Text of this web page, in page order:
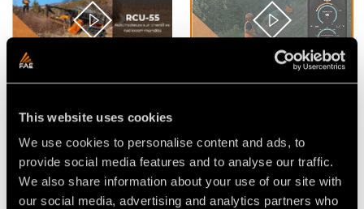
This website uses cookies
We use cookies to personalise content and ads, to
provide social media features and to analyse our traffic.
We also share information about your use of our site with
our social media, advertising and analytics partners who
VIDÉO - FAE RCU55 -
RADIOCOMMANDÉ
L'APPLICATION FAE POUR LES